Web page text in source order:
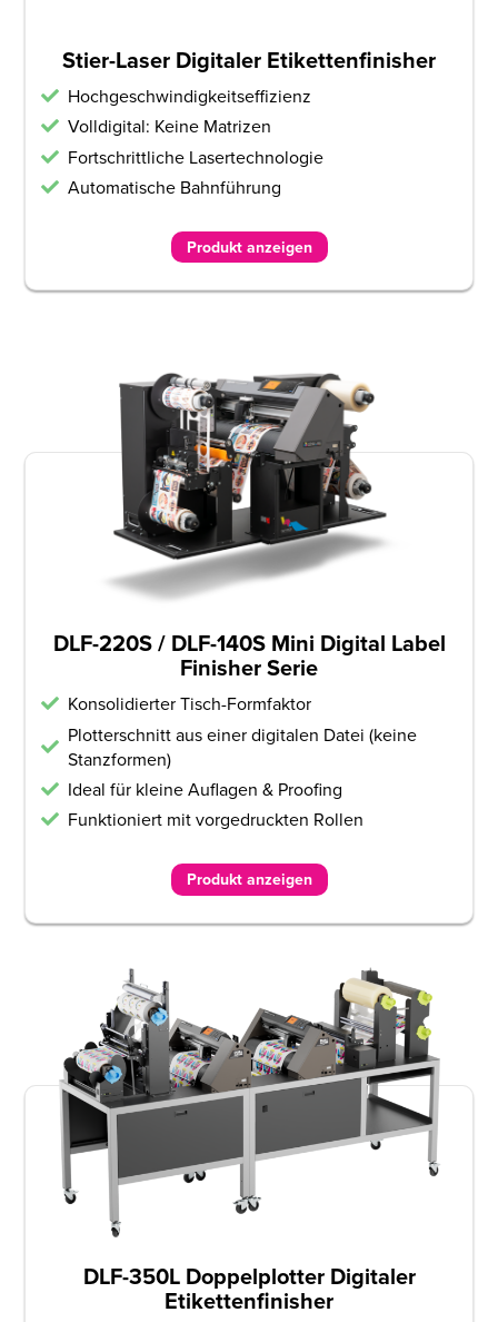
Stier-Laser Digitaler Etikettenfinisher
Hochgeschwindigkeitseffizienz
Volldigital: Keine Matrizen
Fortschrittliche Lasertechnologie
Automatische Bahnführung
Produkt anzeigen
DLF-220S / DLF-140S Mini Digital Label
Finisher Serie
Konsolidierter Tisch-Formfaktor
Plotterschnitt aus einer digitalen Datei (keine
Stanzformen)
Ideal für kleine Auflagen & Proofing
Funktioniert mit vorgedruckten Rollen
Produkt anzeigen
DLF-350L Doppelplotter Digitaler
Etikettenfinisher